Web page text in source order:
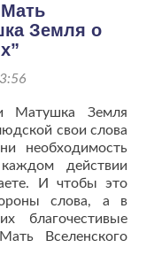
Земля о
Матушка Земля
свои слова
необходимость
действии
И чтобы это
слова, а в
благочестивые
Вселенского